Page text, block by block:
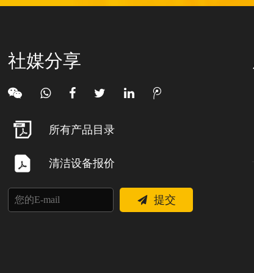
社媒分享
所有产品目录
清洁设备报价
提交